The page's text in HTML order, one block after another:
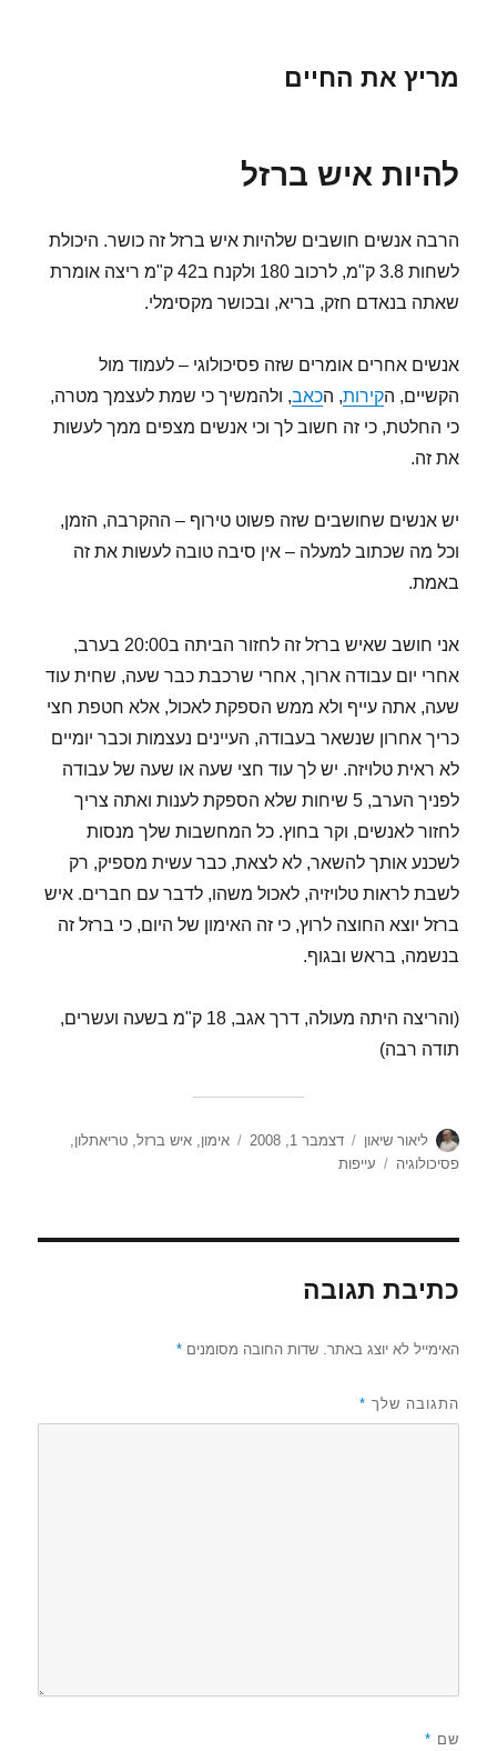
מריץ את החיים
להיות איש ברזל
הרבה אנשים חושבים שלהיות איש ברזל זה כושר. היכולת
לשחות 3.8 ק"מ, לרכוב 180 ולקנח ב42 ק"מ ריצה אומרת
שאתה בנאדם חזק, בריא, ובכושר מקסימלי.
אנשים אחרים אומרים שזה פסיכולוגי – לעמוד מול
הקשיים, הקירות, הכאב, ולהמשיך כי שמת לעצמך מטרה,
כי החלטת, כי זה חשוב לך וכי אנשים מצפים ממך לעשות
את זה.
יש אנשים שחושבים שזה פשוט טירוף – ההקרבה, הזמן,
וכל מה שכתוב למעלה – אין סיבה טובה לעשות את זה
באמת.
אני חושב שאיש ברזל זה לחזור הביתה ב20:00 בערב,
אחרי יום עבודה ארוך, אחרי שרכבת כבר שעה, שחית עוד
שעה, אתה עייף ולא ממש הספקת לאכול, אלא חטפת חצי
כריך אחרון שנשאר בעבודה, העיינים נעצמות וכבר יומיים
לא ראית טלויזה. יש לך עוד חצי שעה או שעה של עבודה
לפניך הערב, 5 שיחות שלא הספקת לענות ואתה צריך
לחזור לאנשים, וקר בחוץ. כל המחשבות שלך מנסות
לשכנע אותך להשאר, לא לצאת, כבר עשית מספיק, רק
לשבת לראות טלויזיה, לאכול משהו, לדבר עם חברים. איש
ברזל יוצא החוצה לרוץ, כי זה האימון של היום, כי ברזל זה
בנשמה, בראש ובגוף.
(והריצה היתה מעולה, דרך אגב, 18 ק"מ בשעה ועשרים,
תודה רבה)
מחבר
ליאור שיאון
פורסם
בתאריך
דצמבר 1, 2008 קטגוריות
אימון,איש ברזל,טריאתלון,
פסיכולוגיה
תגיות
עייפות
כתיבת תגובה
האימייל לא יוצג באתר. שדות החובה מסומנים*
התגובה שלך *
שם *